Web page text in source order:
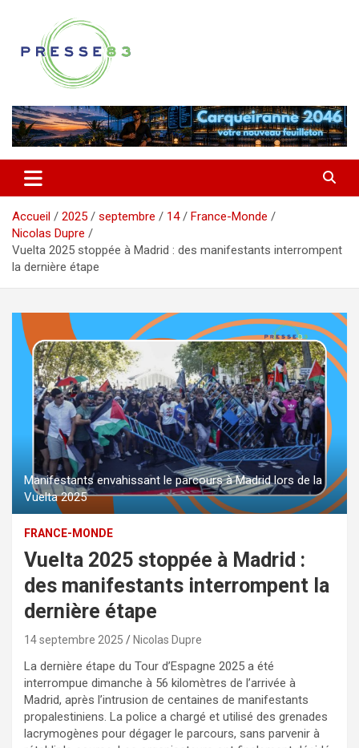
contenu
Presse 83
Accueil 2025 septembre 14
France-Monde
Nicolas Dupre
Vuelta 2025 stoppée à Madrid : des manifestants interrompent
la dernière étape
Manifestants envahissant le parcours à Madrid lors de la
Vuelta 2025
FRANCE-MONDE
Vuelta 2025 stoppée à Madrid :
des manifestants interrompent la
dernière étape
14 septembre 2025 Nicolas Dupre
La dernière étape du Tour d’Espagne 2025 a été
interrompue dimanche à 56 kilomètres de l’arrivée à
Madrid, après l’intrusion de centaines de manifestants
propalestiniens. La police a chargé et utilisé des grenades
lacrymogènes pour dégager le parcours, sans parvenir à